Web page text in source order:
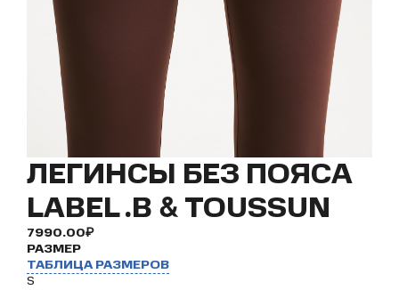
ЛЕГИНСЫ БЕЗ ПОЯСА
LABEL .B & TOUSSUN
7990.00₽
РАЗМЕР
ТАБЛИЦА РАЗМЕРОВ
S